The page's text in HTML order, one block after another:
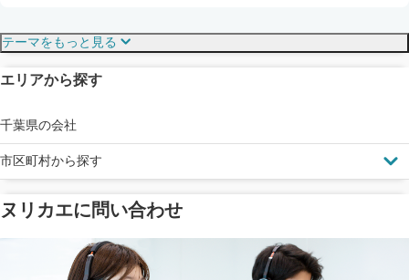
塗料の​品質を​保証
メーカー保証
見えにくい屋根も安心
ドローン診断
省エネ効果
断熱・遮熱塗料対応
テーマをもっと見る
エリアから探す
千葉県の会社
市区町村から探す
ヌリカエに問い合わせ